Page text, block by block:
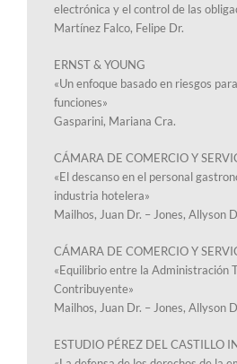
electrónica y el control de las
Martínez Falco, Felipe Dr.
ERNST & YOUNG
«Un enfoque basado en riesgos
funciones»
Gasparini, Mariana Cra.
CÁMARA DE COMERCIO Y
«El descanso en el personal
industria hotelera»
Mailhos, Juan Dr. – Jones, Allyson
CÁMARA DE COMERCIO Y
«Equilibrio entre la Administración
Contribuyente»
Mailhos, Juan Dr. – Jones, Allyson
ESTUDIO PÉREZ DEL CASTILLO